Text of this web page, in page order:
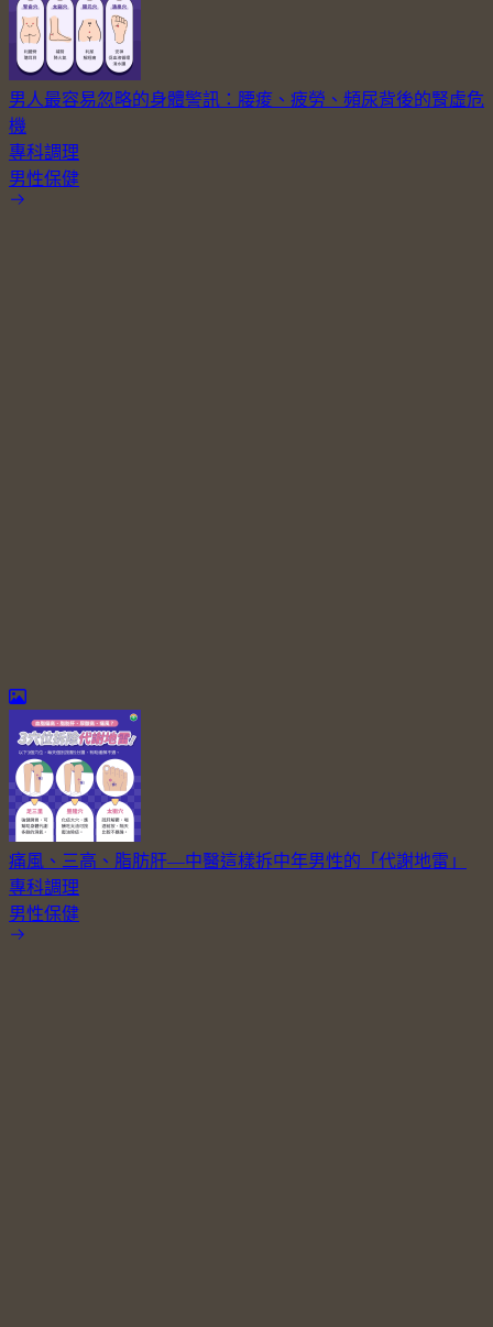
男人最容易忽略的身體警訊：腰痠、疲勞、頻尿背後的腎虛危
機
專科調理
男性保健
痛風、三高、脂肪肝—中醫這樣拆中年男性的「代謝地雷」
專科調理
男性保健